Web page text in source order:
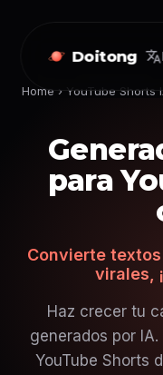
Doitong
Home › YouTube Shorts
para
Convierte textos
virales,
Haz crecer tu
generados por
YouTube Shorts